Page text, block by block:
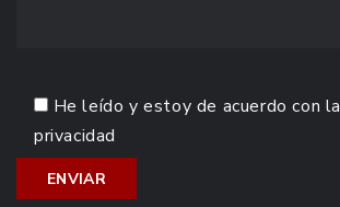
He leído y estoy de acuerdo con la
privacidad